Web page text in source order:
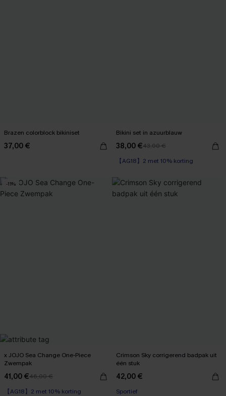
Brazen colorblock bikiniset
37,00 €
Bikini set in azuurblauw
38,00 €43,00 €
【AG18】2 met 10% korting
-11%
x JOJO Sea Change One-Piece
Zwempak
41,00 €46,00 €
【AG18】2 met 10% korting
Crimson Sky corrigerend badpak uit
één stuk
42,00 €
Sportief